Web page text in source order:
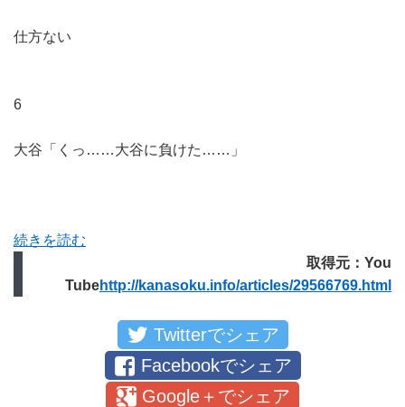
仕方ない
6
大谷「くっ……大谷に負けた……」
続きを読む
取得元：You
Tubehttp://kanasoku.info/articles/29566769.html
Twitterでシェア
Facebookでシェア
Google＋でシェア